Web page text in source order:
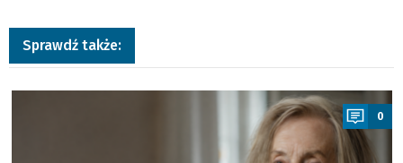
Sprawdź także:
a
0